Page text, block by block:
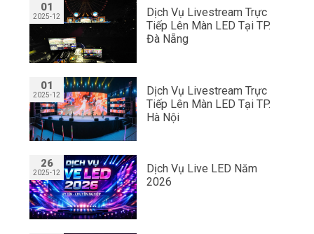
01
2025-12
Dịch Vụ Livestream Trực
Tiếp Lên Màn LED Tại TP.
Đà Nẵng
01
2025-12
Dịch Vụ Livestream Trực
Tiếp Lên Màn LED Tại TP.
Hà Nội
26
2025-12
Dịch Vụ Live LED Năm
2026